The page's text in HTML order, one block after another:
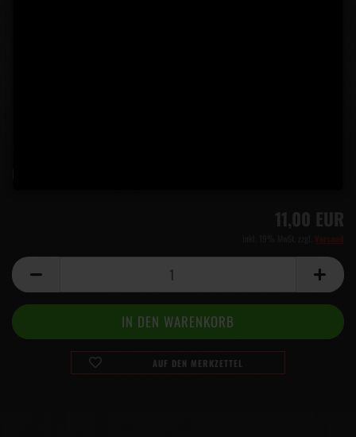
11,00 EUR
Versand
AUF DEN MERKZETTEL